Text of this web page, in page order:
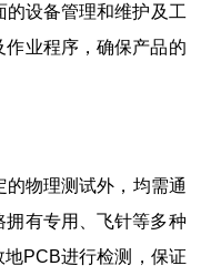
的设备管理和维护及工
业程序，确保产品的
物理测试外，均需通
有专用、飞针等多种
PCB进行检测，保证